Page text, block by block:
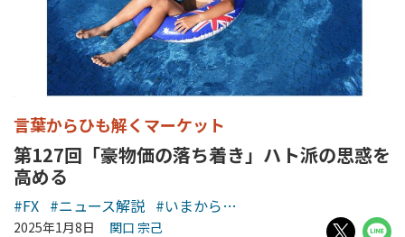
言葉からひも解くマーケット
第127回「豪物価の落ち着き」ハト派の思惑を
高める
#FX #ニュース解説 #いまから…
2025年1月8日 関口 宗己